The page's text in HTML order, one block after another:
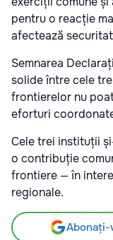
pentru o reacție
afectează
Semnarea
solide între cele
frontierelor nu
eforturi
Cele trei instituții
o contribuție
frontiere — în
regionale.
Abonați-